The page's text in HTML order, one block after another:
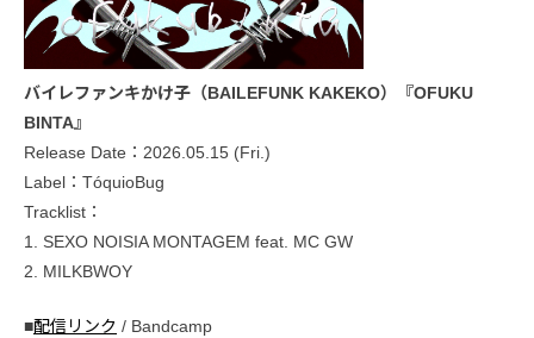
バイレファンキかけ子（BAILEFUNK KAKEKO）『OFUKU
BINTA』
Release Date：2026.05.15 (Fri.)
Label：TóquioBug
Tracklist：
1. SEXO NOISIA MONTAGEM feat. MC GW
2. MILKBWOY
■配信リンク / Bandcamp